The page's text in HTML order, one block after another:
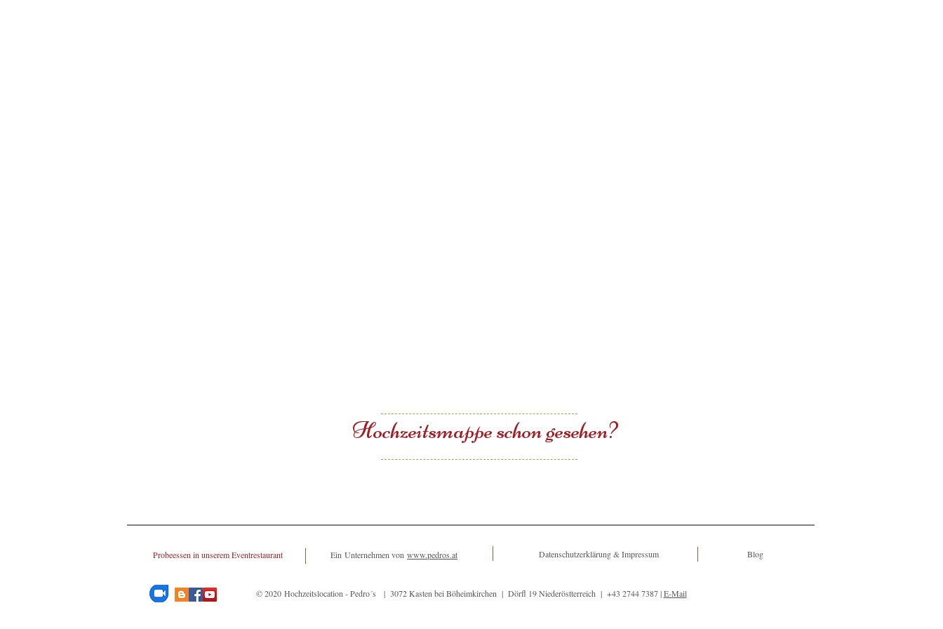
Hochzeitsmappe schon gesehen?
Probeessen in unserem Eventrestaurant Ein Unternehmen von www.pedros.at Datenschutzerklärung & Impressum Blog
© 2020 Hochzeitslocation - Pedro´s | 3072 Kasten bei Böheimkirchen | Dörfl 19 Niederöstterreich | +43 2744 7387 |E-Mail